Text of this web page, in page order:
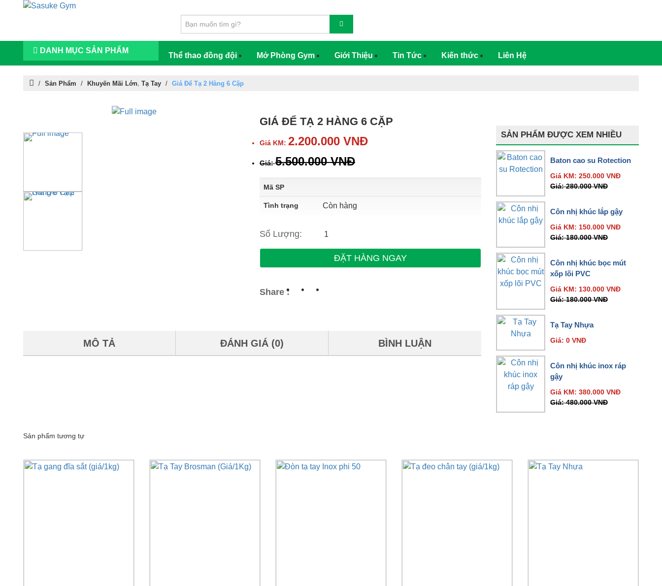
DANH MỤC SẢN PHẨM
Thể thao đồng đội Mở Phòng Gym Giới Thiệu Tin Tức Kiến thức Liên Hệ
/ Sản Phẩm / Khuyến Mãi Lớn, Tạ Tay / Giá Để Tạ 2 Hàng 6 Cặp
GIÁ ĐỂ TẠ 2 HÀNG 6 CẶP
Giá KM: 2.200.000 VNĐ
Giá:5.500.000VNĐ
Mã SP
Tình trạng Còn hàng
Số Lượng:
ĐẶT HÀNG NGAY
Share :
MÔ TẢ ĐÁNH GIÁ (0) BÌNH LUẬN
SẢN PHẨM ĐƯỢC XEM NHIỀU
Baton cao su Rotection
Giá KM: 250.000 VNĐ
Giá:280.000VNĐ
Côn nhị khúc lắp gậy
Giá KM: 150.000 VNĐ
Giá:180.000VNĐ
Côn nhị khúc bọc mút
xốp lõi PVC
Giá KM: 130.000 VNĐ
Giá:180.000VNĐ
Tạ Tay Nhựa
Giá: 0 VNĐ
Côn nhị khúc inox ráp
gậy
Giá KM: 380.000 VNĐ
Giá:480.000VNĐ
Sản phẩm tương tự